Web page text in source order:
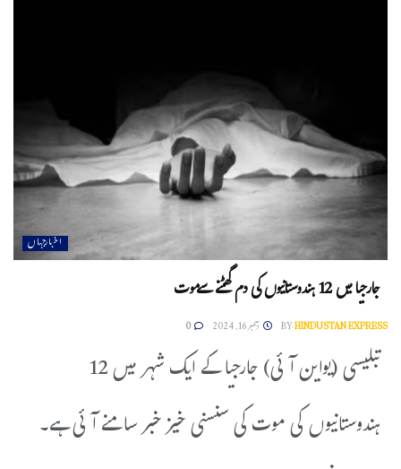
اخبارجہاں
جارجیا میں 12 ہندوستانیوں کی دم گھٹنے سےموت
BYHINDUSTAN EXPRESS دسمبر 16, 2024 0
تبلیسی (یواین آئی) جارجیا کے ایک شہر میں 12
ہندوستانیوں کی موت کی سنسنی خیز خبر سامنے آئی ہے۔